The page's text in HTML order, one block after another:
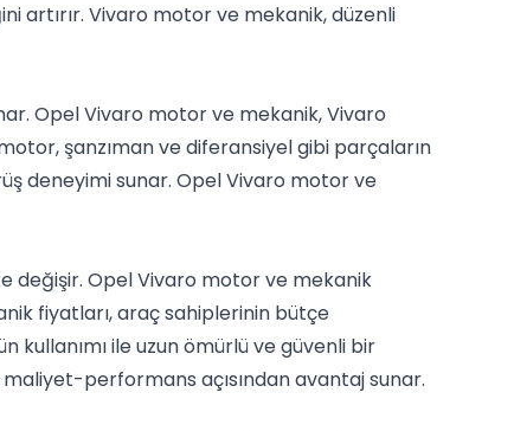
artırır. Vivaro motor ve mekanik, düzenli
Opel Vivaro motor ve mekanik, Vivaro
şanzıman ve diferansiyel gibi parçaların
deneyimi sunar. Opel Vivaro motor ve
değişir. Opel Vivaro motor ve mekanik
fiyatları, araç sahiplerinin bütçe
ile uzun ömürlü ve güvenli bir
performans açısından avantaj sunar.